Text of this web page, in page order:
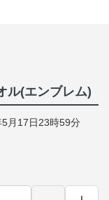
ル(エンブレム)
月17日23時59分